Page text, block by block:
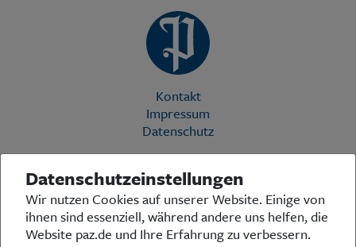
Kontakt
Impressum
Datenschutz
Die Preußische Allgemeine Zeitung (PAZ) ist eine einzigartige Stimme
in der deutschen Medienlandschaft. Woche für Woche berichtet sie
über das aktuelle Zeitgeschehen in Politik, Kultur und Wirtschaft und
bezieht zu den grundlegenden Entwicklungen unserer Gesellschaft
Datenschutzeinstellungen
Wir nutzen Cookies auf unserer Website. Einige von
ihnen sind essenziell, während andere uns helfen, die
Website paz.de und Ihre Erfahrung zu verbessern.